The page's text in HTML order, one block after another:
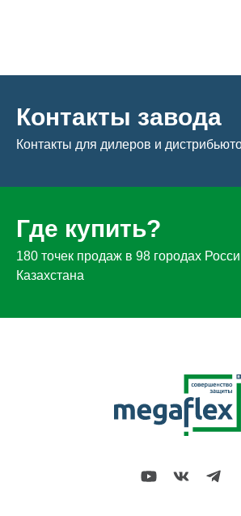
Контакты завода
Контакты для дилеров и
Где купить?
180 точек продаж в 98 городах
Казахстана